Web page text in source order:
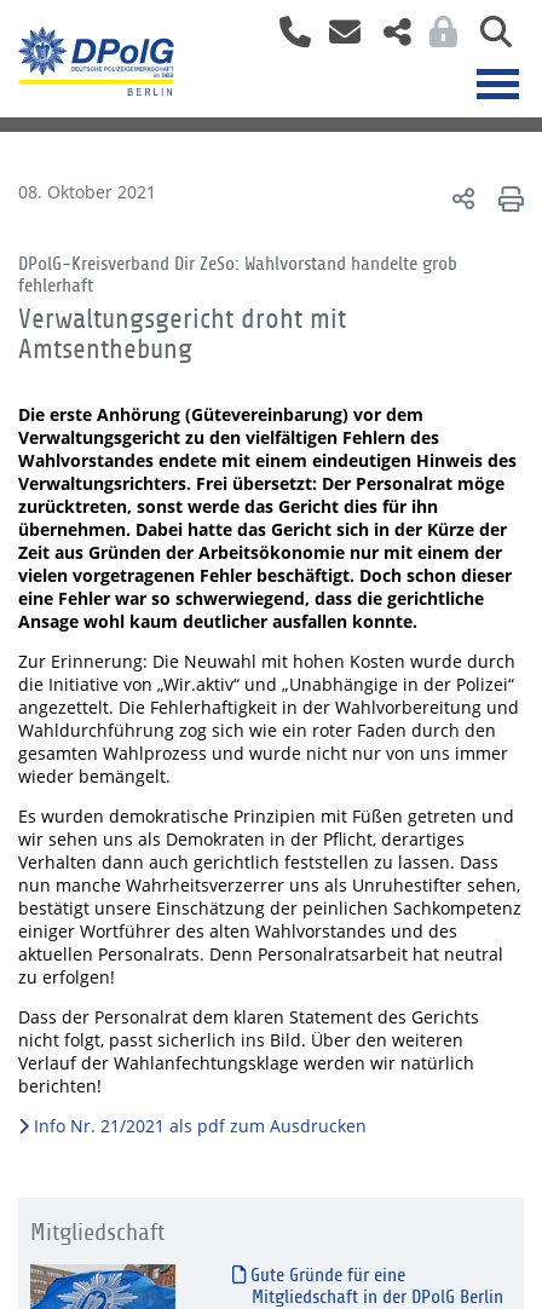
08. Oktober 2021
DPolG-Kreisverband Dir ZeSo: Wahlvorstand handelte grob
fehlerhaft
Verwaltungsgericht droht mit
Amtsenthebung
Die erste Anhörung (Gütevereinbarung) vor dem
Verwaltungsgericht zu den vielfältigen Fehlern des
Wahlvorstandes endete mit einem eindeutigen Hinweis des
Verwaltungsrichters. Frei übersetzt: Der Personalrat möge
zurücktreten, sonst werde das Gericht dies für ihn
übernehmen. Dabei hatte das Gericht sich in der Kürze der
Zeit aus Gründen der Arbeitsökonomie nur mit einem der
vielen vorgetragenen Fehler beschäftigt. Doch schon dieser
eine Fehler war so schwerwiegend, dass die gerichtliche
Ansage wohl kaum deutlicher ausfallen konnte.
Zur Erinnerung: Die Neuwahl mit hohen Kosten wurde durch
die Initiative von „Wir.aktiv“ und „Unabhängige in der Polizei“
angezettelt. Die Fehlerhaftigkeit in der Wahlvorbereitung und
Wahldurchführung zog sich wie ein roter Faden durch den
gesamten Wahlprozess und wurde nicht nur von uns immer
wieder bemängelt.
Es wurden demokratische Prinzipien mit Füßen getreten und
wir sehen uns als Demokraten in der Pflicht, derartiges
Verhalten dann auch gerichtlich feststellen zu lassen. Dass
nun manche Wahrheitsverzerrer uns als Unruhestifter sehen,
bestätigt unsere Einschätzung der peinlichen Sachkompetenz
einiger Wortführer des alten Wahlvorstandes und des
aktuellen Personalrats. Denn Personalratsarbeit hat neutral
zu erfolgen!
Dass der Personalrat dem klaren Statement des Gerichts
nicht folgt, passt sicherlich ins Bild. Über den weiteren
Verlauf der Wahlanfechtungsklage werden wir natürlich
berichten!
Info Nr. 21/2021 als pdf zum Ausdrucken
Mitgliedschaft
Gute Gründe für eine
Mitgliedschaft in der DPolG Berlin